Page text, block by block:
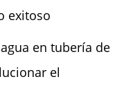
exitoso
en tubería de
el